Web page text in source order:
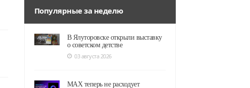
Популярные за неделю
В Ялуторовске открыли выставку
о советском детстве
03 августа 2026
MAX теперь не расходует